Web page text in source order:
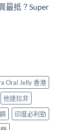
最抵？Super
Oral Jelly 香港
他達拉非
印度必利勁